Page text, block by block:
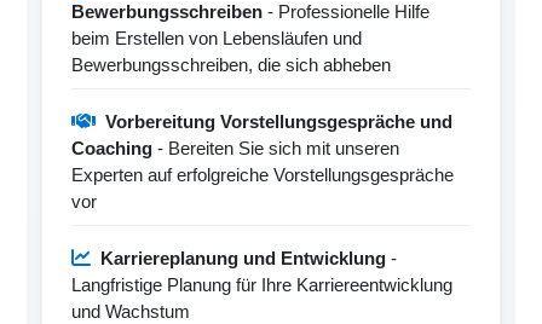
Bewerbungsschreiben - Professionelle Hilfe
beim Erstellen von Lebensläufen und
Bewerbungsschreiben, die sich abheben
Vorbereitung Vorstellungsgespräche und
Coaching - Bereiten Sie sich mit unseren
Experten auf erfolgreiche Vorstellungsgespräche
vor
Karriereplanung und Entwicklung -
Langfristige Planung für Ihre Karriereentwicklung
und Wachstum